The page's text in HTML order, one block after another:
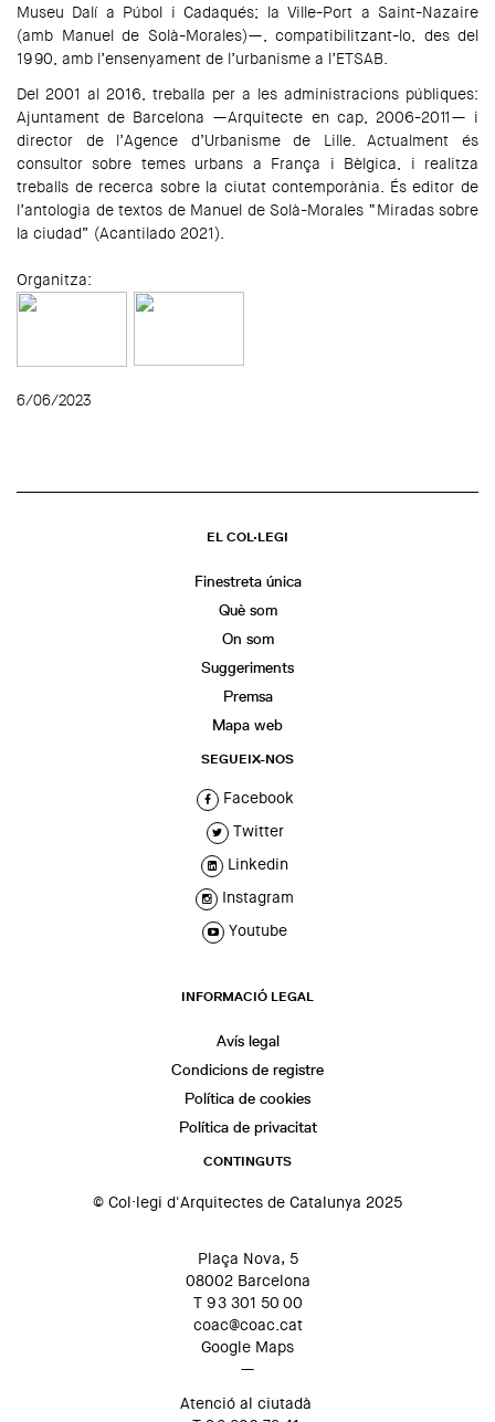
Museu Dalí a Púbol i Cadaqués; la Ville-Port a Saint-Nazaire
(amb Manuel de Solà-Morales)—, compatibilitzant-lo, des del
1990, amb l’ensenyament de l’urbanisme a l’ETSAB.
Del 2001 al 2016, treballa per a les administracions públiques:
Ajuntament de Barcelona —Arquitecte en cap, 2006-2011— i
director de l’Agence d’Urbanisme de Lille. Actualment és
consultor sobre temes urbans a França i Bèlgica, i realitza
treballs de recerca sobre la ciutat contemporània. És editor de
l’antologia de textos de Manuel de Solà-Morales “Miradas sobre
la ciudad” (Acantilado 2021).
Organitza:
6/06/2023
EL COL·LEGI
Finestreta única
Què som
On som
Suggeriments
Premsa
Mapa web
SEGUEIX-NOS
Facebook
Twitter
Linkedin
Instagram
Youtube
INFORMACIÓ LEGAL
Avís legal
Condicions de registre
Política de cookies
Política de privacitat
CONTINGUTS
© Col·legi d'Arquitectes de Catalunya 2025
Plaça Nova, 5
08002 Barcelona
T 93 301 50 00
coac@coac.cat
Google Maps
—
Atenció al ciutadà